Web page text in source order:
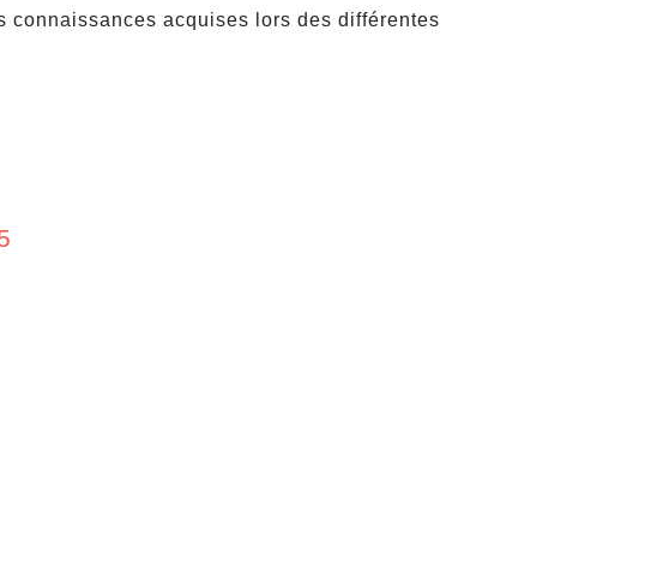
connaissances acquises lors des différentes